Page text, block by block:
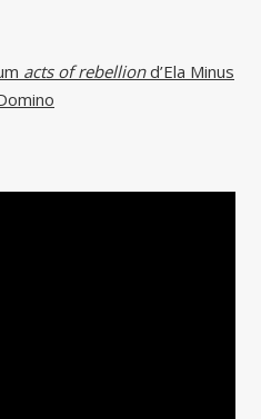
acts of rebelliond’Ela Minus